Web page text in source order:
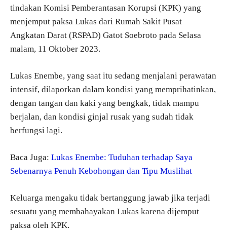
tindakan Komisi Pemberantasan Korupsi (KPK) yang
menjemput paksa Lukas dari Rumah Sakit Pusat
Angkatan Darat (RSPAD) Gatot Soebroto pada Selasa
malam, 11 Oktober 2023.
Lukas Enembe, yang saat itu sedang menjalani perawatan
intensif, dilaporkan dalam kondisi yang memprihatinkan,
dengan tangan dan kaki yang bengkak, tidak mampu
berjalan, dan kondisi ginjal rusak yang sudah tidak
berfungsi lagi.
Baca Juga: Lukas Enembe: Tuduhan terhadap Saya
Sebenarnya Penuh Kebohongan dan Tipu Muslihat
Keluarga mengaku tidak bertanggung jawab jika terjadi
sesuatu yang membahayakan Lukas karena dijemput
paksa oleh KPK.